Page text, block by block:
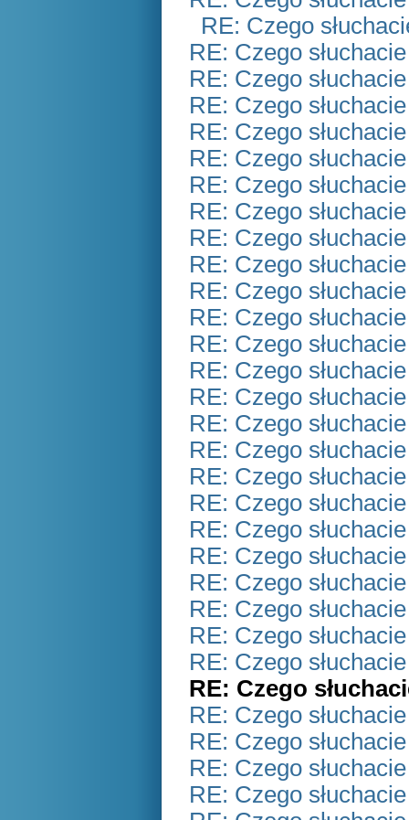
RE: Czego
RE: Czego
RE: Czego
RE: Czego
RE: Czego
RE: Czego
RE: Czego
RE: Czego
RE: Czego
RE: Czego
RE: Czego
RE: Czego
RE: Czego
RE: Czego
RE: Czego
RE: Czego
RE: Czego
RE: Czego
RE: Czego
RE: Czego
RE: Czego
RE: Czego
RE: Czego
RE: Czego
RE: Czego
RE: Czego
RE: Czego
RE: Czego
RE: Czego
RE: Czego